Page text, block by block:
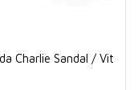
Charlie Sandal / Vit